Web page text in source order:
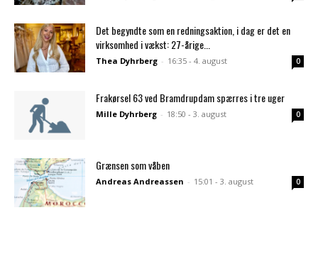
Det begyndte som en redningsaktion, i dag er det en
virksomhed i vækst: 27-årige...
Thea Dyhrberg - 16:35 - 4. august 0
Frakørsel 63 ved Bramdrupdam spærres i tre uger
Mille Dyhrberg - 18:50 - 3. august 0
Grænsen som våben
Andreas Andreassen - 15:01 - 3. august 0